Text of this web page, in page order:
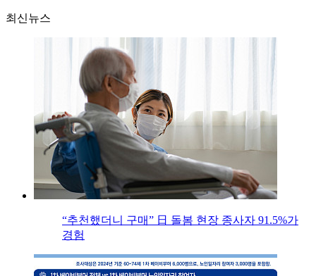
최신뉴스
“추천했더니 구매” 日 돌봄 현장 종사자 91.5%가
경험